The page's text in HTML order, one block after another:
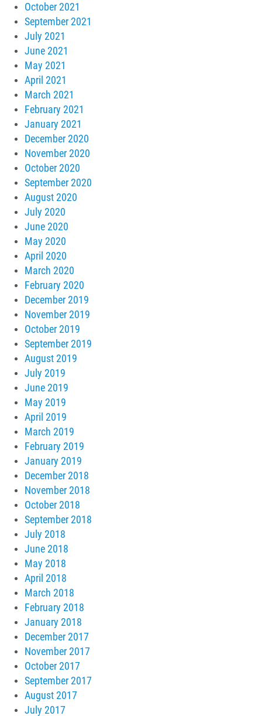
October 2021
September 2021
July 2021
June 2021
May 2021
April 2021
March 2021
February 2021
January 2021
December 2020
November 2020
October 2020
September 2020
August 2020
July 2020
June 2020
May 2020
April 2020
March 2020
February 2020
December 2019
November 2019
October 2019
September 2019
August 2019
July 2019
June 2019
May 2019
April 2019
March 2019
February 2019
January 2019
December 2018
November 2018
October 2018
September 2018
July 2018
June 2018
May 2018
April 2018
March 2018
February 2018
January 2018
December 2017
November 2017
October 2017
September 2017
August 2017
July 2017